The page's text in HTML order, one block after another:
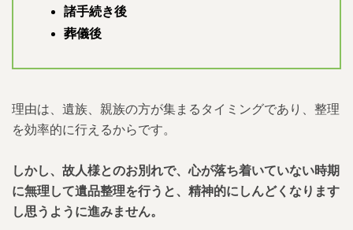
3.1.4.
3.1.6. ６.運搬用の車両
3.2. 自分でする遺品整理の進め方
3.2.1.１.作業するスケジュール・日程調
整を明確に決める
諸手続き後
葬儀後
理由は、遺族、親族の方が集まるタイミングであり、整理
を効率的に行えるからです。
しかし、故人様とのお別れで、心が落ち着いていない時期
に無理して遺品整理を行うと、精神的にしんどくなります
し思うように進みません。